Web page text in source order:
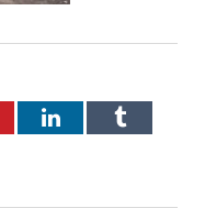
LinkedInTumblr